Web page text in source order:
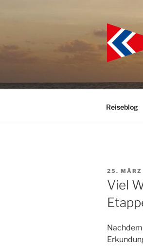
Reiseblog
AM
25.
Viel